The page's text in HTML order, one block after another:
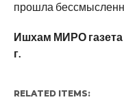
прошла
Ишхам МИРО
г.
RELATED ITEMS: